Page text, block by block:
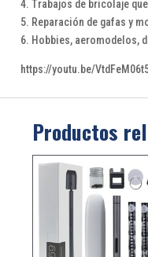
4. Trabajos de bricolaje
5. Reparación de gafas y
6. Hobbies, aeromodelos,
https://youtu.be/
Productos